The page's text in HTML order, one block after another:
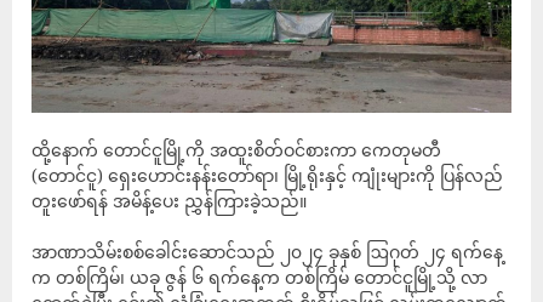
ထို့နောက် တောင်ငူမြို့ကို အထူးစိတ်ဝင်စားကာ ကေတုမတီ
(တောင်ငူ) ရှေးဟောင်းနန်းတော်ရာ၊ မြို့ရိုးနှင့် ကျုံးများကို ပြန်လည်
တူးဖော်ရန် အမိန့်ပေး ညွှန်ကြားခဲ့သည်။
အာဏာသိမ်းစစ်ခေါင်းဆောင်သည် ၂၀၂၄ ခုနှစ် ဩဂုတ် ၂၄ ရက်နေ့
က တစ်ကြိမ်၊ ယခု ဇွန် ၆ ရက်နေ့က တစ်ကြိမ် တောင်ငူမြို့သို့ လာ